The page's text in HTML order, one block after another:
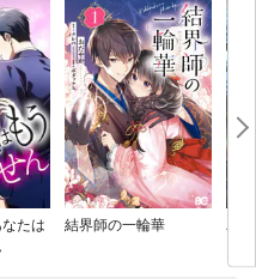
なたは
結界師の一輪華
バ
今